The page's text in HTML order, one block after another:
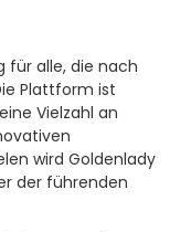
für alle, die nach
Plattform ist
Vielzahl an
wird Goldenlady
der führenden